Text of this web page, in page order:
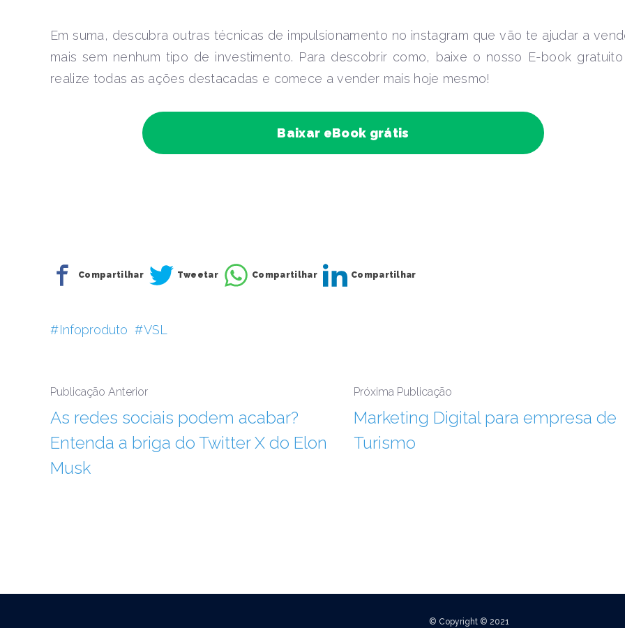
Em suma, descubra outras técnicas de impulsionamento no instagram que vão te ajudar a
mais sem nenhum tipo de investimento. Para descobrir como, baixe o nosso E-book
realize todas as ações destacadas e comece a vender mais hoje mesmo!
Baixar eBook grátis
Infoproduto VSL
Publicação Anterior
As redes sociais podem acabar?
Entenda a briga do Twitter X do Elon
Musk
Próxima Publicação
Marketing Digital para empresa de
Turismo
© Copyright © 2021